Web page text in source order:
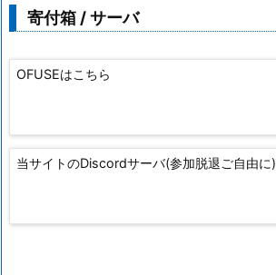
寄付箱 / サーバ
OFUSEはこちら
当サイトのDiscordサーバ(参加脱退ご自由に)